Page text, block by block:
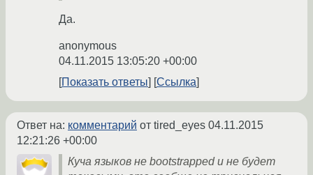
Да.
anonymous
04.11.2015 13:05:20 +00:00
Показать ответы
Ссылка
Ответ на: комментарий от tired_eyes 04.11.2015
12:21:26 +00:00
Куча языков не bootstrapped и не будет